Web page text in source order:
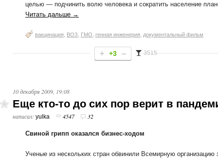
целью — подчинить волю человека и сократить население
Читать дальше →
вакцинация, ВОЗ, ГМО, генная инженерия, документальный фильм
+3 3515
10 декабря 2009, 19:08
Еще кто-то до сих пор верит в
написал: yulka 4547 32
Свиной грипп оказался бизнес-ходом
Ученые из нескольких стран обвинили Всемирную